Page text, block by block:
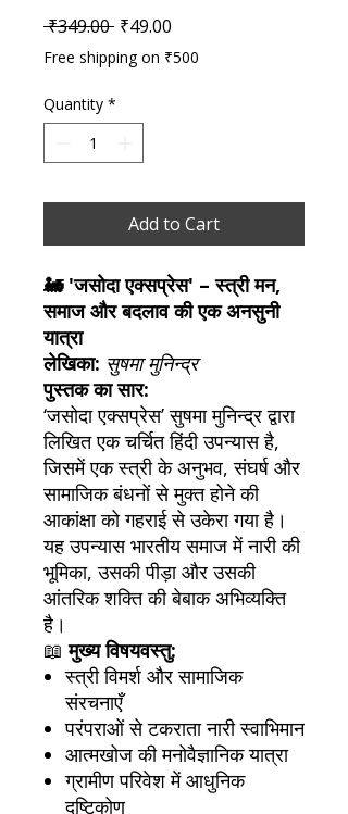
₹349.00 Regular Price
₹49.00
Free shipping on ₹500
Quantity *
Add to Cart
🚂 'जसोदा एक्सप्रेस' – स्त्री मन,
समाज और बदलाव की एक अनसुनी
यात्रा
लेखिका: सुषमा मुनिन्द्र
पुस्तक का सार:
‘जसोदा एक्सप्रेस’ सुषमा मुनिन्द्र द्वारा
लिखित एक चर्चित हिंदी उपन्यास है,
जिसमें एक स्त्री के अनुभव, संघर्ष और
सामाजिक बंधनों से मुक्त होने की
आकांक्षा को गहराई से उकेरा गया है।
यह उपन्यास भारतीय समाज में नारी की
भूमिका, उसकी पीड़ा और उसकी
आंतरिक शक्ति की बेबाक अभिव्यक्ति
है।
📖मुख्य विषयवस्तु:
स्त्री विमर्श और सामाजिक
संरचनाएँ
परंपराओं से टकराता नारी स्वाभिमान
आत्मखोज की मनोवैज्ञानिक यात्रा
ग्रामीण परिवेश में आधुनिक
दृष्टिकोण